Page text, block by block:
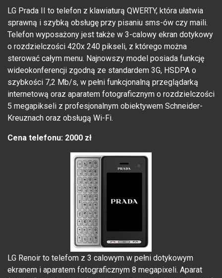
LG Prada II to telefon z klawiaturą QWERTY, która ułatwia
sprawną i szybką obsługę przy pisaniu sms-ów czy maili.
Telefon wyposażony jest także w 3-calowy ekran dotykowy
o rozdzielczości 420x 240 pikseli, z którego można
sterować całym menu. Najnowszy model posiada funkcję
wideokonferencji zgodną ze standardem 3G, HSDPA o
szybkości 7,2 Mb/s, w pełni funkcjonalną przeglądarką
internetową oraz aparatem fotograficznym o rozdzielczości
5 megapikseli z profesjonalnym obiektywem Schneider-
Kreuznach oraz obsługą Wi-Fi.
Cena telefonu: 2000 zł
LG Renoir to telefom z 3 calowym w pełni dotykowym
ekranem i aparatem fotograficznym 8 megapixeli. Aparat